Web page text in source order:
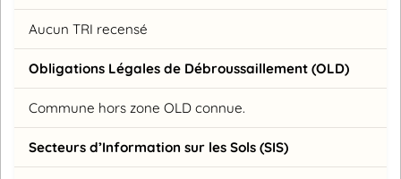
Aucun TRI recensé
Obligations Légales de Débroussaillement (OLD)
Commune hors zone OLD connue.
Secteurs d’Information sur les Sols (SIS)